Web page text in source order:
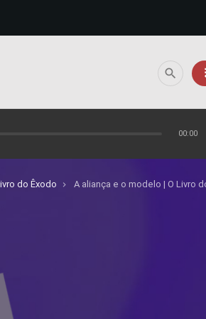
search
00:00
do Êxodo keyboard_arrow_right A aliança e o modelo | O Livro